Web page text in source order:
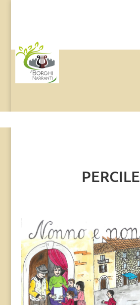
PERCILE